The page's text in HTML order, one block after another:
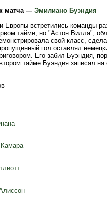
матча — Эмилиано Буэндия
Европы встретились команды
тайме, но "Астон Вилла",
свой класс,
гол оставлял
Его забил Буэндия,
тайме Буэндия записал на
Камара